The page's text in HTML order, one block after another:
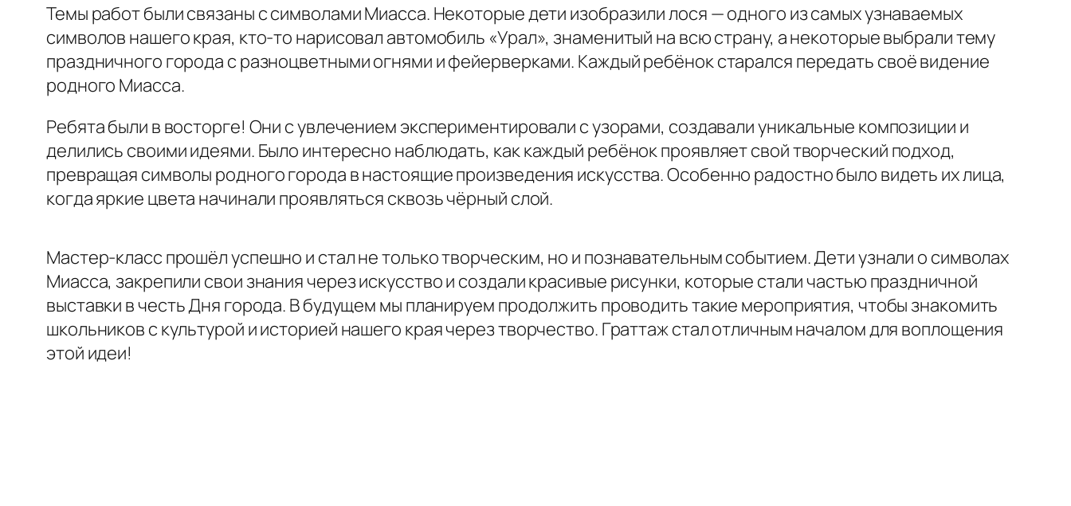
Темы работ были связаны с символами Миасса. Некоторые дети изобразили лося — одного из самых узнаваемых
символов нашего края, кто-то нарисовал автомобиль «Урал», знаменитый на всю страну, а некоторые выбрали тему
праздничного города с разноцветными огнями и фейерверками. Каждый ребёнок старался передать своё видение
родного Миасса.
Ребята были в восторге! Они с увлечением экспериментировали с узорами, создавали уникальные композиции и
делились своими идеями. Было интересно наблюдать, как каждый ребёнок проявляет свой творческий подход,
превращая символы родного города в настоящие произведения искусства. Особенно радостно было видеть их лица,
когда яркие цвета начинали проявляться сквозь чёрный слой.
Мастер-класс прошёл успешно и стал не только творческим, но и познавательным событием. Дети узнали о символах
Миасса, закрепили свои знания через искусство и создали красивые рисунки, которые стали частью праздничной
выставки в честь Дня города. В будущем мы планируем продолжить проводить такие мероприятия, чтобы знакомить
школьников с культурой и историей нашего края через творчество. Граттаж стал отличным началом для воплощения
этой идеи!